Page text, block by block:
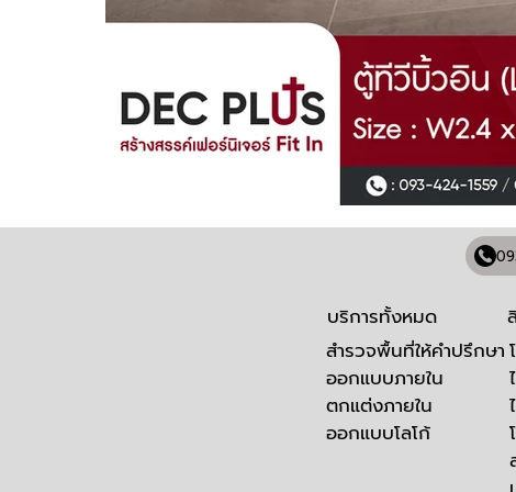
บริการทั้งหมด
สำรวจพื้นที่ให้คำปรึกษา
ออกแบบภายใน
ตกแต่งภายใน
ออกแบบโลโก้